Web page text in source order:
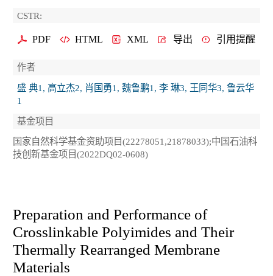
CSTR:
PDF HTML XML 导出 引用提醒
作者
盛 典1, 高立杰2, 肖国勇1, 魏鲁鹏1, 李 琳3, 王同华3, 鲁云华
1
基金项目
国家自然科学基金资助项目(22278051,21878033);中国石油科
技创新基金项目(2022DQ02-0608)
Preparation and Performance of
Crosslinkable Polyimides and Their
Thermally Rearranged Membrane
Materials